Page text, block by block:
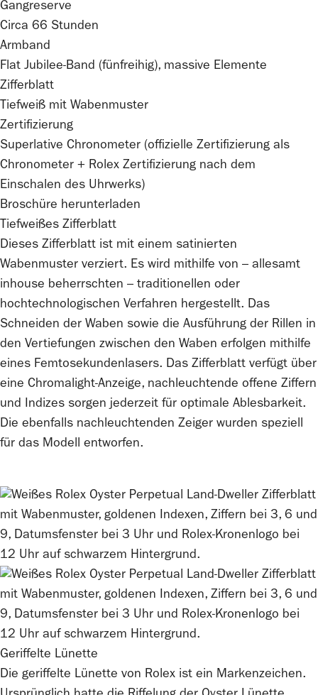
Gangreserve
Circa 66 Stunden
Armband
Flat Jubilee-Band (fünfreihig), massive Elemente
Zifferblatt
Tiefweiß mit Wabenmuster
Zertifizierung
Superlative Chronometer (offizielle Zertifizierung als
Chronometer + Rolex Zertifizierung nach dem
Einschalen des Uhrwerks)
Broschüre herunterladen
Tiefweißes Zifferblatt
Dieses Zifferblatt ist mit einem satinierten
Wabenmuster verziert. Es wird mithilfe von – allesamt
inhouse beherrschten – traditionellen oder
hochtechnologischen Verfahren hergestellt. Das
Schneiden der Waben sowie die Ausführung der Rillen in
den Vertiefungen zwischen den Waben erfolgen mithilfe
eines Femtosekundenlasers. Das Zifferblatt verfügt über
eine Chromalight-Anzeige, nachleuchtende offene Ziffern
und Indizes sorgen jederzeit für optimale Ablesbarkeit.
Die ebenfalls nachleuchtenden Zeiger wurden speziell
für das Modell entworfen.
Geriffelte Lünette
Die geriffelte Lünette von Rolex ist ein Markenzeichen.